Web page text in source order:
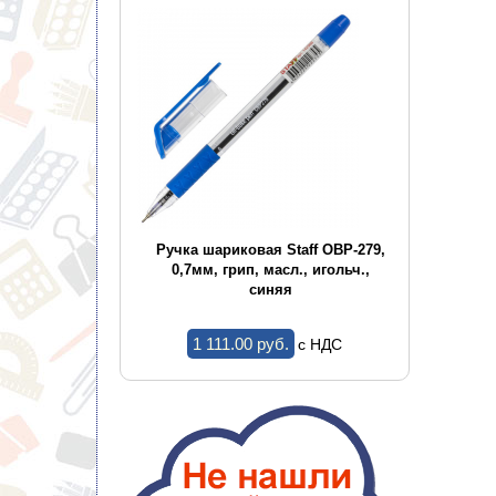
автом.
0,7мм,
синяя
НДС
Ручка шариковая Staff OBP-279,
0,7мм, грип, масл., игольч.,
синяя
1 111.00 pуб. c НДС